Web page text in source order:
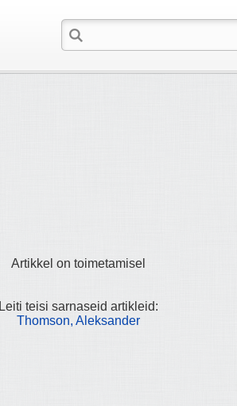
Artikkel on toimetamisel
Leiti teisi sarnaseid artikleid:
Thomson, Aleksander